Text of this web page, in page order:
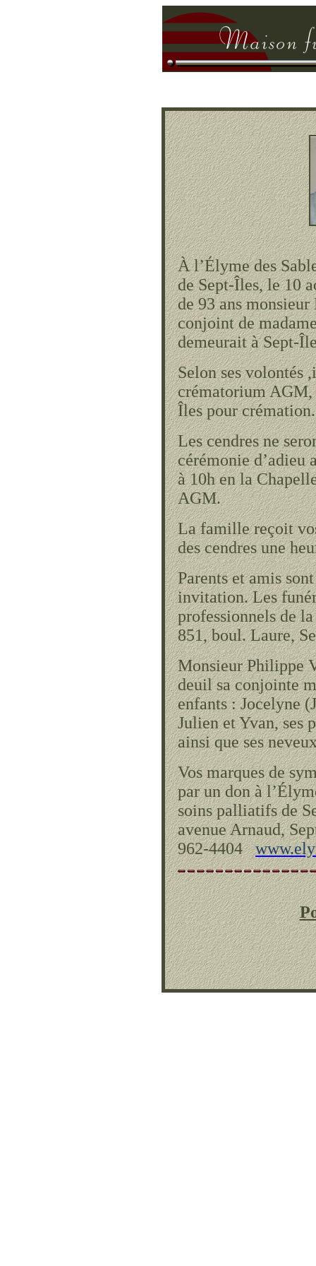
À l’Élyme des
de Sept-Îles, le 10
de 93 ans
conjoint de
demeurait à Sept-
Selon ses volontés
crématorium
Îles pour crémation.
Les cendres ne
cérémonie d’adieu
à 10h en la
AGM.
La famille reçoit
des cendres une
Parents et amis
invitation. Les
professionnels de
851, boul. Laure,
Monsieur Philippe
deuil sa conjointe
enfants : Jocelyne
Julien et Yvan, ses
ainsi que ses
Vos marques de
par un don à
soins palliatifs de
avenue Arnaud,
962-4404